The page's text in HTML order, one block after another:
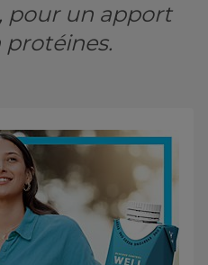
pour un apport
protéines.